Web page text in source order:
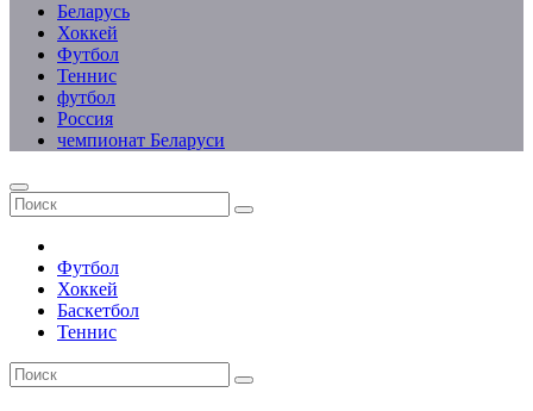
Беларусь
Хоккей
Футбол
Теннис
футбол
Россия
чемпионат Беларуси
Футбол
Хоккей
Баскетбол
Теннис